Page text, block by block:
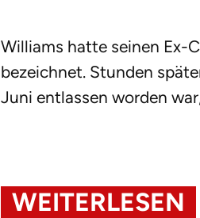
Williams hatte seinen Ex-
bezeichnet. Stunden
Juni entlassen worden
WEITERLESEN